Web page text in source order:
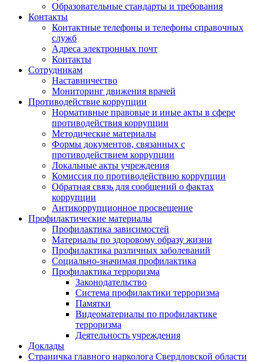
Образовательные стандарты и требования
Контакты
Контактные телефоны и телефоны справочных
служб
Адреса электронных почт
Контакты
Сотрудникам
Наставничество
Мониторинг движения врачей
Противодействие коррупции
Нормативные правовые и иные акты в сфере
противодействия коррупции
Методические материалы
Формы документов, связанных с
противодействием коррупции
Локальные акты учреждения
Комиссия по противодействию коррупции
Обратная связь для сообщений о фактах
коррупции
Антикоррупционное просвещение
Профилактические материалы
Профилактика зависимостей
Материалы по здоровому образу жизни
Профилактика различных заболеваний
Социально-значимая профилактика
Профилактика терроризма
Законодательство
Система профилактики терроризма
Памятки
Видеоматериалы по профилактике
терроризма
Деятельность учреждения
Доклады
Страничка главного нарколога Свердловской области